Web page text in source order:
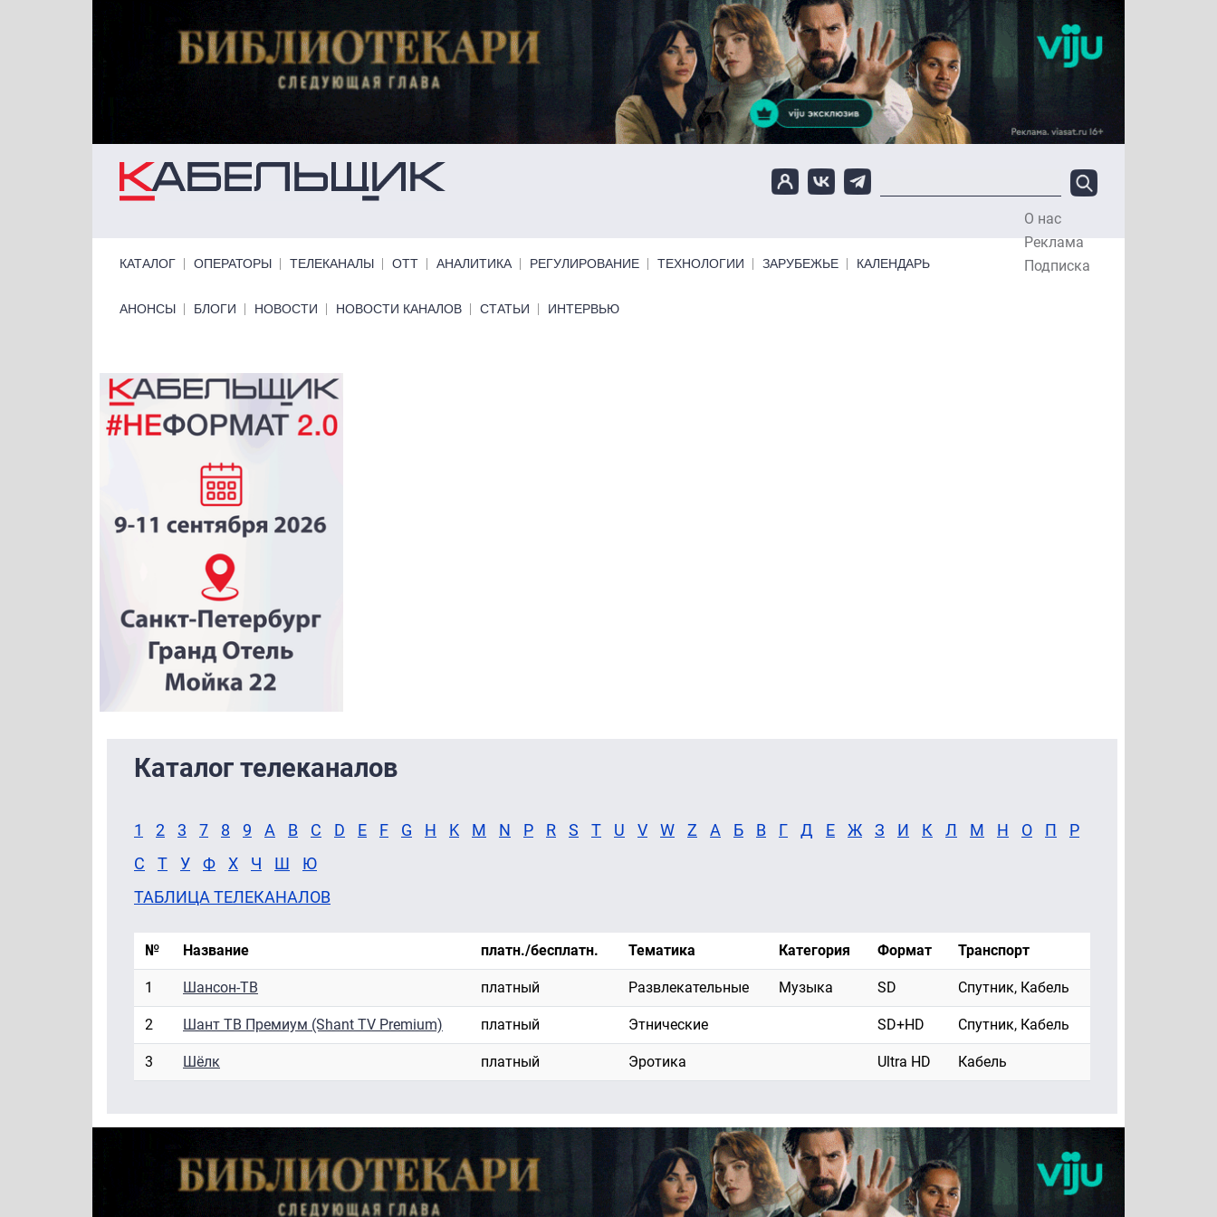
О нас
Реклама
Подписка
КАТАЛОГ ОПЕРАТОРЫ ТЕЛЕКАНАЛЫ ОТТ АНАЛИТИКА РЕГУЛИРОВАНИЕ ТЕХНОЛОГИИ ЗАРУБЕЖЬЕ КАЛЕНДАРЬ
Primary links bottom
АНОНСЫ БЛОГИ НОВОСТИ НОВОСТИ КАНАЛОВ СТАТЬИ ИНТЕРВЬЮ
Каталог телеканалов
1 2 3 7 8 9 A B C D E F G H K M N P R S T U V W Z А Б В Г Д Е Ж З И К Л М Н О П
Р
С
Т У Ф Х Ч Ш
Ю
ТАБЛИЦА ТЕЛЕКАНАЛОВ
№ Название платн./бесплатн. Тематика Категория Формат Транспорт
1 Шансон-ТВ платный Развлекательные Музыка SD Спутник, Кабель
2 Шант ТВ Премиум (Shant TV Premium) платный Этнические SD+HD Спутник, Кабель
3 Шёлк платный Эротика Ultra HD Кабель